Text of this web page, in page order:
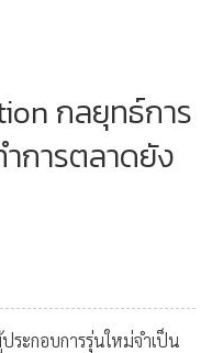
กลยุทธ์การ
การตลาดยัง
ระกอบการรุ่นใหม่จำเป็น